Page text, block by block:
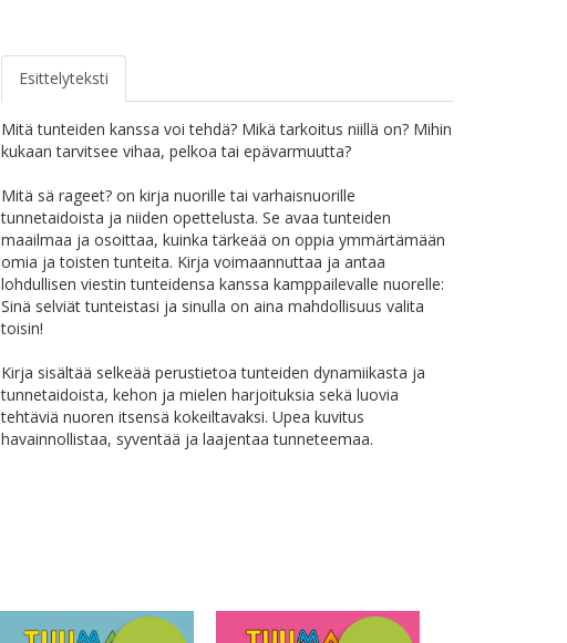
Esittelyteksti
Mitä tunteiden kanssa voi tehdä? Mikä tarkoitus niillä on? Mihin
kukaan tarvitsee vihaa, pelkoa tai epävarmuutta?
Mitä sä rageet? on kirja nuorille tai varhaisnuorille
tunnetaidoista ja niiden opettelusta. Se avaa tunteiden
maailmaa ja osoittaa, kuinka tärkeää on oppia ymmärtämään
omia ja toisten tunteita. Kirja voimaannuttaa ja antaa
lohdullisen viestin tunteidensa kanssa kamppailevalle nuorelle:
Sinä selviät tunteistasi ja sinulla on aina mahdollisuus valita
toisin!
Kirja sisältää selkeää perustietoa tunteiden dynamiikasta ja
tunnetaidoista, kehon ja mielen harjoituksia sekä luovia
tehtäviä nuoren itsensä kokeiltavaksi. Upea kuvitus
havainnollistaa, syventää ja laajentaa tunneteemaa.